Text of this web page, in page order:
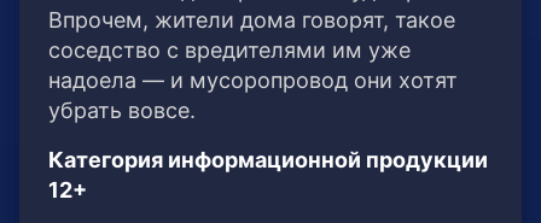
Впрочем, жители дома говорят, такое
соседство с вредителями им уже
надоела — и мусоропровод они хотят
убрать вовсе.
Категория информационной продукции
12+